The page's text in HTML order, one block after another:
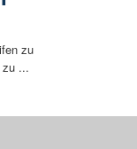
zu
zu ...